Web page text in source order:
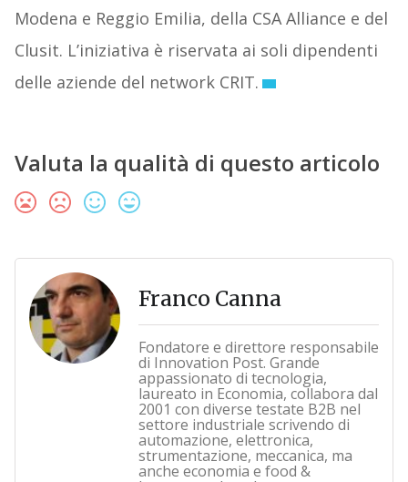
Modena e Reggio Emilia, della CSA Alliance e del
Clusit. L’iniziativa è riservata ai soli dipendenti
delle aziende del network CRIT.
Valuta la qualità di questo articolo
Franco Canna
Fondatore e direttore responsabile
di Innovation Post. Grande
appassionato di tecnologia,
laureato in Economia, collabora dal
2001 con diverse testate B2B nel
settore industriale scrivendo di
automazione, elettronica,
strumentazione, meccanica, ma
anche economia e food &